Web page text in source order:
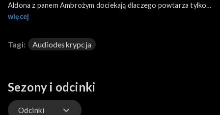
Aldona z panem Ambrożym dociekają dlaczego powtarza tylko
to słowo. Dynia sugeruje, że lodówka próbuje dać coś do
pomóc lodówce?
więcej
Tagi: Audiodeskrypcja
Sezony i odcinki
Odcinki